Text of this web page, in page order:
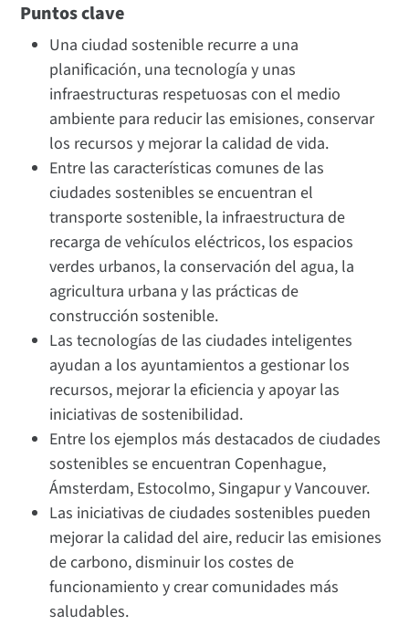
Puntos clave
Una ciudad sostenible recurre a una
planificación, una tecnología y unas
infraestructuras respetuosas con el medio
ambiente para reducir las emisiones, conservar
los recursos y mejorar la calidad de vida.
Entre las características comunes de las
ciudades sostenibles se encuentran el
transporte sostenible, la infraestructura de
recarga de vehículos eléctricos, los espacios
verdes urbanos, la conservación del agua, la
agricultura urbana y las prácticas de
construcción sostenible.
Las tecnologías de las ciudades inteligentes
ayudan a los ayuntamientos a gestionar los
recursos, mejorar la eficiencia y apoyar las
iniciativas de sostenibilidad.
Entre los ejemplos más destacados de ciudades
sostenibles se encuentran Copenhague,
Ámsterdam, Estocolmo, Singapur y Vancouver.
Las iniciativas de ciudades sostenibles pueden
mejorar la calidad del aire, reducir las emisiones
de carbono, disminuir los costes de
funcionamiento y crear comunidades más
saludables.